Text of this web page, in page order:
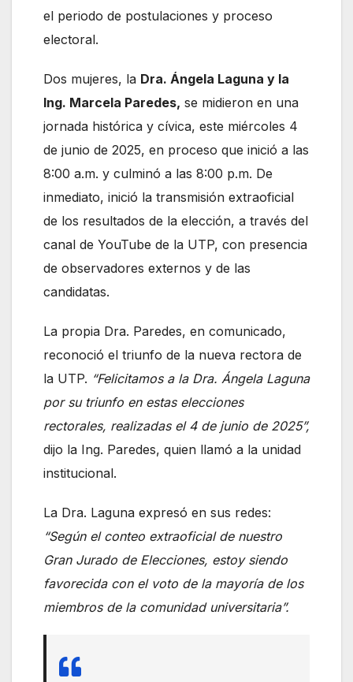
el periodo de postulaciones y proceso
electoral.
Dos mujeres, la Dra. Ángela Laguna y la
Ing. Marcela Paredes, se midieron en una
jornada histórica y cívica, este miércoles 4
de junio de 2025, en proceso que inició a las
8:00 a.m. y culminó a las 8:00 p.m. De
inmediato, inició la transmisión extraoficial
de los resultados de la elección, a través del
canal de YouTube de la UTP, con presencia
de observadores externos y de las
candidatas.
La propia Dra. Paredes, en comunicado,
reconoció el triunfo de la nueva rectora de
la UTP. “Felicitamos a la Dra. Ángela Laguna
por su triunfo en estas elecciones
rectorales, realizadas el 4 de junio de 2025”,
dijo la Ing. Paredes, quien llamó a la unidad
institucional.
La Dra. Laguna expresó en sus redes:
“Según el conteo extraoficial de nuestro
Gran Jurado de Elecciones, estoy siendo
favorecida con el voto de la mayoría de los
miembros de la comunidad universitaria”.